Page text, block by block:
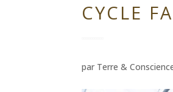
CYCLE
par Terre &